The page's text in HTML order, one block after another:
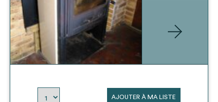
AJOUTER À MA LISTE